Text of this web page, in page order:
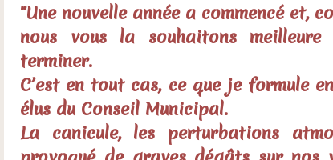
"Une nouvelle année a commencé et,
nous vous la souhaitons
terminer.
C’est en tout cas, ce que je formule
élus du Conseil Municipal.
La canicule, les perturbations